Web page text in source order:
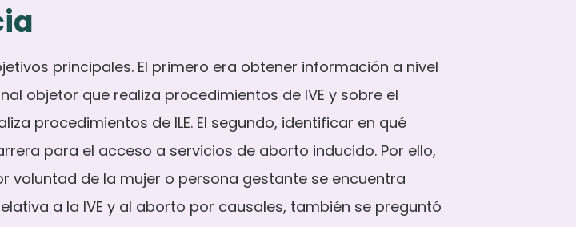
principales. El primero era obtener información a nivel
objetor que realiza procedimientos de IVE y sobre el
procedimientos de ILE. El segundo, identificar en qué
para el acceso a servicios de aborto inducido. Por ello,
voluntad de la mujer o persona gestante se encuentra
a la IVE y al aborto por causales, también se preguntó